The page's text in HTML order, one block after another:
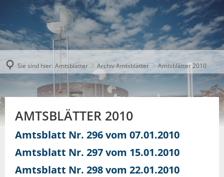
Sie sind hier: Amtsblätter Archiv Amtsblätter Amtsblätter 2010
AMTSBLÄTTER 2010
Amtsblatt Nr. 296 vom 07.01.2010
Amtsblatt Nr. 297 vom 15.01.2010
Amtsblatt Nr. 298 vom 22.01.2010